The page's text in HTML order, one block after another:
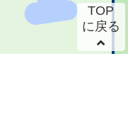
TOP
に戻る